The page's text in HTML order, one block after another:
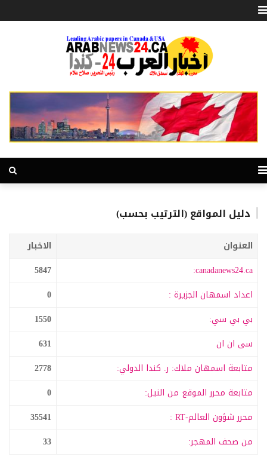
دليل المواقع (الترتيب بحسب)
العنوان
الاخبار
canadanews24.ca:
5847
اعداد اسمهان الجزيرة :
0
بي بي سي:
1550
سى ان ان
631
متابعة اسمهان ملاك: ر. كندا الدولي:
2778
متابعة محرر الموقع من النيل:
0
محرر شؤون العالم-RT :
35541
من صحف المهجر:
33